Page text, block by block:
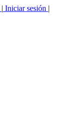
| Iniciar sesión |